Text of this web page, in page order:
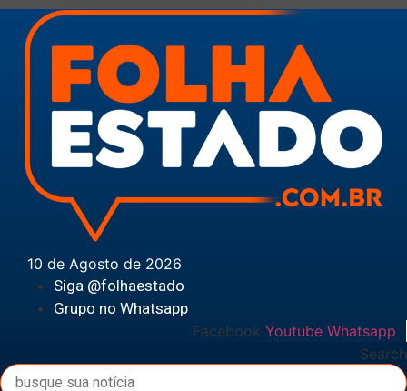
Ir
para
10 de Agosto de 2026
Siga @folhaestado
Grupo no Whatsapp
Facebook Youtube Whatsapp
Search